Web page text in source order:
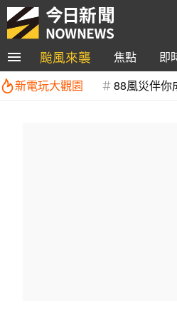
颱風來襲 焦點 即
新電玩大觀園
88風災伴你